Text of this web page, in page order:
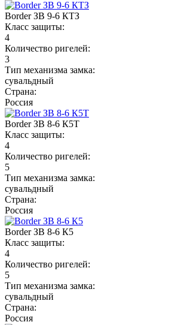
Border ЗВ 9-6 КТЗ
Класс защиты:
4
Количество ригелей:
3
Тип механизма замка:
сувальдный
Страна:
Россия
Border ЗВ 8-6 К5Т
Класс защиты:
4
Количество ригелей:
5
Тип механизма замка:
сувальдный
Страна:
Россия
Border ЗВ 8-6 К5
Класс защиты:
4
Количество ригелей:
5
Тип механизма замка:
сувальдный
Страна:
Россия